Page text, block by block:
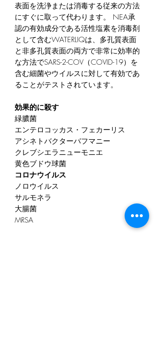
表面を洗浄または消毒する従来の方法
にすぐに取って代わります。 NEA承
認の有効成分である活性塩素を消毒剤
として含むWATERLIQは、多孔質表面
と非多孔質表面の両方で非常に効率的
な方法でSARS-2-COV（COVID-19）を
含む細菌やウイルスに対して有効であ
ることがテストされています。
効果的に殺す
緑膿菌
エンテロコッカス・フェカーリス
アシネトバクターバフマニー
クレブシエラニューモニエ
黄色ブドウ球菌
コロナウイルス
ノロウイルス
サルモネラ
大腸菌
MRSA